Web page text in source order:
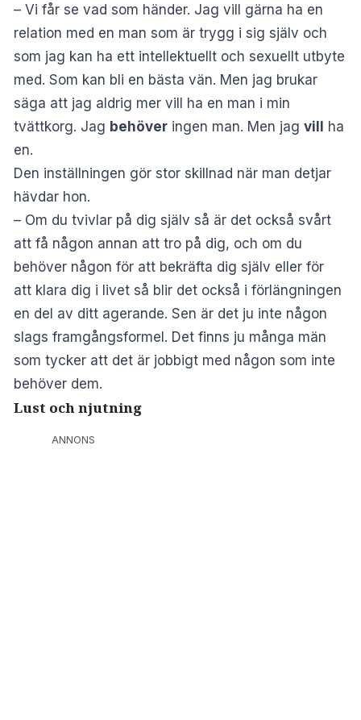
– Vi får se vad som händer. Jag vill gärna ha en
relation med en man som är trygg i sig själv och
som jag kan ha ett intellektuellt och sexuellt utbyte
med. Som kan bli en bästa vän. Men jag brukar
säga att jag aldrig mer vill ha en man i min
tvättkorg. Jag behöver ingen man. Men jag vill ha
en.
Den inställningen gör stor skillnad när man detjar
hävdar hon.
– Om du tvivlar på dig själv så är det också svårt
att få någon annan att tro på dig, och om du
behöver någon för att bekräfta dig själv eller för
att klara dig i livet så blir det också i förlängningen
en del av ditt agerande. Sen är det ju inte någon
slags framgångsformel. Det finns ju många män
som tycker att det är jobbigt med någon som inte
behöver dem.
Lust och njutning
ANNONS